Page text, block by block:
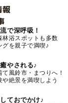
報
で深呼吸！
林浴スポットも多数
グを親子で満喫♪
やされる♪
風鈴市・まつりへ！
絶景を満喫しよう
ておでかけ♪